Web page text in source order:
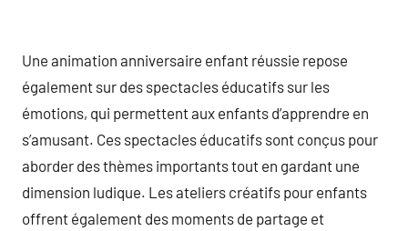
Une animation anniversaire enfant réussie repose
également sur des spectacles éducatifs sur les
émotions, qui permettent aux enfants d’apprendre en
s’amusant. Ces spectacles éducatifs sont conçus pour
aborder des thèmes importants tout en gardant une
dimension ludique. Les ateliers créatifs pour enfants
offrent également des moments de partage et